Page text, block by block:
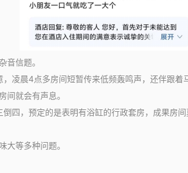
信题。
晨4点多房间短暂传来低频轰鸣声，还伴跟着
间就会有声息。
，预定的是表明有浴缸的行政套房，成果房
等多种问题。